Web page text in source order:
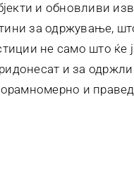
и обновливи
за одржување,
не само што ќе
и за
и